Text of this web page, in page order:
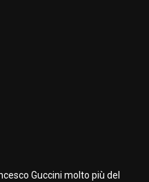
Guccini molto più del